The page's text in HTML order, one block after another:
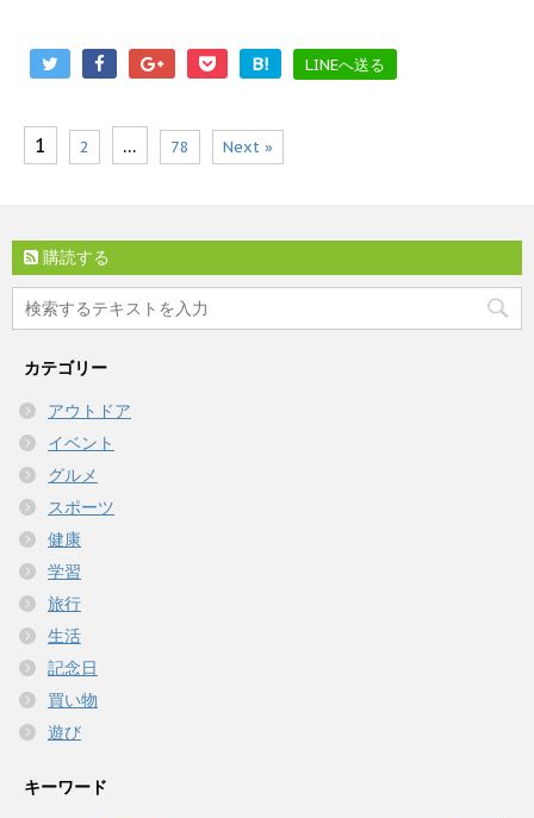
B! LINEへ送る
1 2 … 78 Next »
購読する
カテゴリー
アウトドア
イベント
グルメ
スポーツ
健康
学習
旅行
生活
記念日
買い物
遊び
キーワード